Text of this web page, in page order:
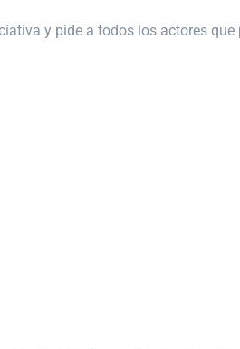
y pide a todos los actores